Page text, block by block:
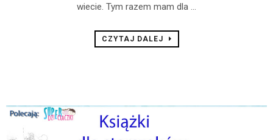
wiecie. Tym razem mam dla ...
CZYTAJ DALEJ